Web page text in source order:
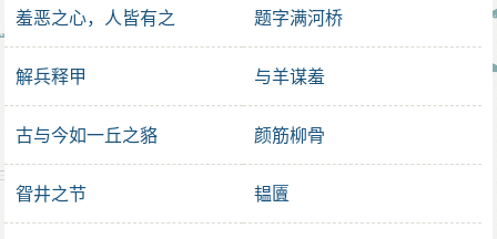
羞恶之心，人皆有之 题字满河桥
解兵释甲 与羊谋羞
古与今如一丘之貉 颜筋柳骨
眢井之节 韫匵